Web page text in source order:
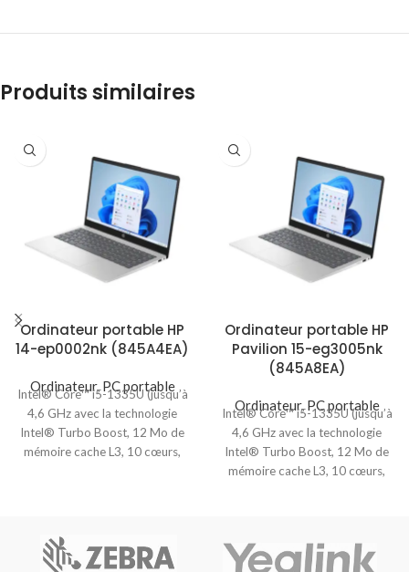
Produits similaires
Ordinateur portable HP
14-ep0002nk (845A4EA)
Ordinateur,PC portable
Intel® Core™ i5-1335U (jusqu’à
4,6 GHz avec la technologie
Intel® Turbo Boost, 12 Mo de
mémoire cache L3, 10 cœurs,
Ordinateur portable HP
Pavilion 15-eg3005nk
(845A8EA)
Ordinateur,PC portable
Intel® Core™ i5-1335U (jusqu’à
4,6 GHz avec la technologie
Intel® Turbo Boost, 12 Mo de
mémoire cache L3, 10 cœurs,